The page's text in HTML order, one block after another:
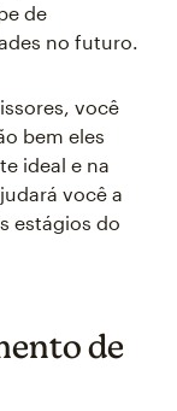
de
no futuro.
você
bem eles
ideal e na
você a
estágios do
de